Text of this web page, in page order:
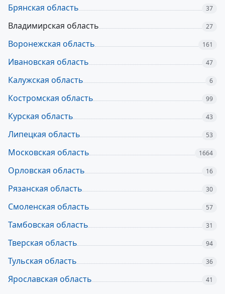
Брянская область 37
Владимирская область 27
Воронежская область 161
Ивановская область 47
Калужская область 6
Костромская область 99
Курская область 43
Липецкая область 53
Московская область 1664
Орловская область 16
Рязанская область 30
Смоленская область 57
Тамбовская область 31
Тверская область 94
Тульская область 36
Ярославская область 41